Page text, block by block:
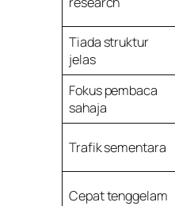
Tiada struktur
jelas
Fokus pembaca
sahaja
Trafik sementara
Cepat tenggelam